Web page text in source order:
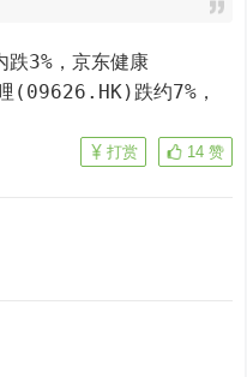
(09626.HK)跌约7%，
14 赞
打赏